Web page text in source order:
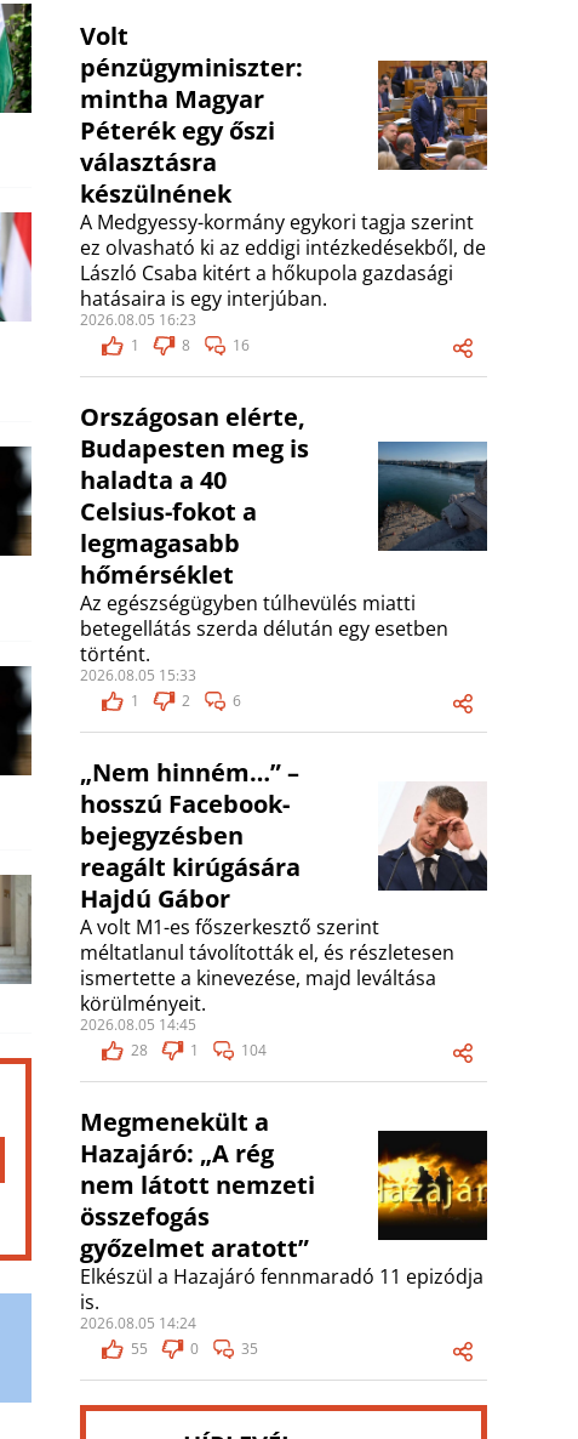
Volt
pénzügyminiszter:
mintha Magyar
Péterék egy őszi
választásra
készülnének
A Medgyessy-kormány egykori tagja szerint
ez olvasható ki az eddigi intézkedésekből, de
László Csaba kitért a hőkupola gazdasági
hatásaira is egy interjúban.
2026.08.05 16:23
1
8 16
Országosan elérte,
Budapesten meg is
haladta a 40
Celsius-fokot a
legmagasabb
hőmérséklet
Az egészségügyben túlhevülés miatti
betegellátás szerda délután egy esetben
történt.
2026.08.05 15:33
1
2 6
„Nem hinném…” –
hosszú Facebook-
bejegyzésben
reagált kirúgására
Hajdú Gábor
A volt M1-es főszerkesztő szerint
méltatlanul távolították el, és részletesen
ismertette a kinevezése, majd leváltása
körülményeit.
2026.08.05 14:45
28
1 104
Megmenekült a
Hazajáró: „A rég
nem látott nemzeti
összefogás
győzelmet aratott”
Elkészül a Hazajáró fennmaradó 11 epizódja
is.
2026.08.05 14:24
55
0 35